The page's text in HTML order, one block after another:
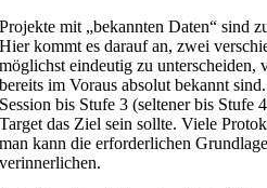
Projekte mit „bekannten Daten“ sind
Hier kommt es darauf an, zwei
möglichst eindeutig zu unterscheiden,
bereits im Voraus absolut bekannt
Session bis Stufe 3 (seltener bis Stufe
Target das Ziel sein sollte. Viele
man kann die erforderlichen
verinnerlichen.